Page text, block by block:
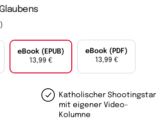
eBook (EPUB)
13,99 €
eBook (PDF)
13,99 €
Katholischer Shootingstar
mit eigener Video-
Kolumne